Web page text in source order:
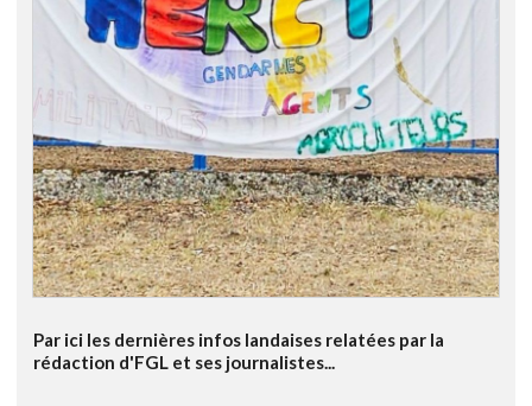
Par ici les dernières infos landaises relatées par la
rédaction d'FGL et ses journalistes...